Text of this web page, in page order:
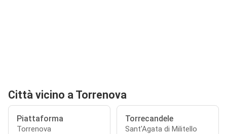
Città vicino a Torrenova
Piattaforma
Torrenova
Torrecandele
Sant'Agata di Militello